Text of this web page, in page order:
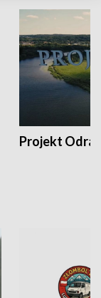
Projekt Odra